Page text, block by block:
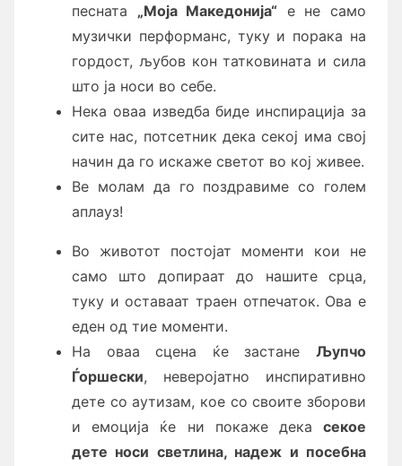
песната „Моја Македонија“ е не само
музички перформанс, туку и порака на
гордост, љубов кон татковината и сила
што ја носи во себе.
Нека оваа изведба биде инспирација за
сите нас, потсетник дека секој има свој
начин да го искаже светот во кој живее.
Ве молам да го поздравиме со голем
аплауз!
Во животот постојат моменти кои не
само што допираат до нашите срца,
туку и оставаат траен отпечаток. Ова е
еден од тие моменти.
На оваа сцена ќе застане Љупчо
Ѓоршески, неверојатно инспиративно
дете со аутизам, кое со своите зборови
и емоција ќе ни покаже дека секое
дете носи светлина, надеж и посебна